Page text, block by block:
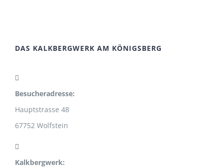
DAS KALKBERGWERK AM KÖNIGSBERG
Besucheradresse:
Hauptstrasse 48
67752 Wolfstein
Kalkbergwerk: